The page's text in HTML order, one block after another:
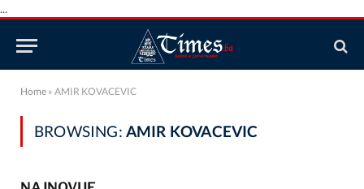
...
Home » AMIR KOVACEVIC
BROWSING: AMIR KOVACEVIC